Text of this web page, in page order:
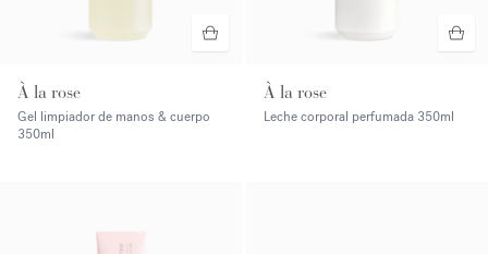
À la rose
Gel limpiador de manos & cuerpo
350ml
À la rose
Leche corporal perfumada 350ml